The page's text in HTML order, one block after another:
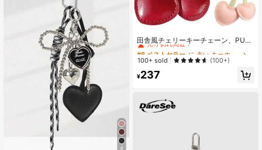
4
田舎風チェリーキーチェーン、PUレ
ザーキーホルダーチャーム、スタイ
リッシュなバッグペンダント、小さ
な贈り物
売り切れ間近！
#6 ベストセラー
売り切れ間近！
#6 ベストセラー
売り切れ間近！
#6 ベストセラー
売り切れ間近！
100+ sold (100+)
¥237